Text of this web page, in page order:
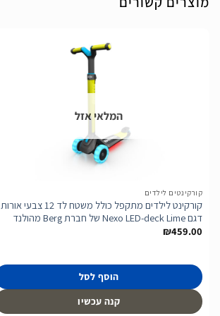
המלאי אזל
קורקינטים לילדים
קורקינט לילדים מתקפל כולל משטח לד 12 צבעי אורות
דגם Nexo LED-deck Lime של חברת Berg מהולנד
₪459.00
הוסף לסל
קנה עכשיו